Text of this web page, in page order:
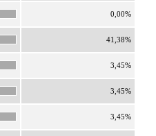
0,00%
41,38%
3,45%
3,45%
3,45%